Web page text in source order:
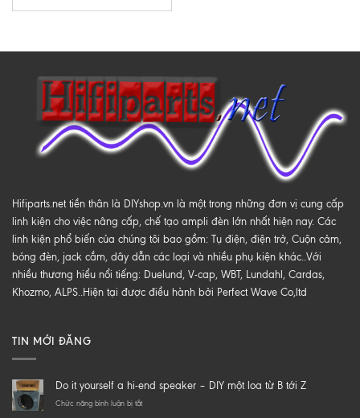
Hifiparts.net tiền thân là DIYshop.vn là một trong những đơn vị cung cấp
linh kiện cho việc nâng cấp, chế tạo ampli đèn lớn nhất hiện nay. Các
linh kiện phổ biến của chúng tôi bao gồm: Tụ điện, điện trở, Cuộn cảm,
bóng đèn, jack cắm, dây dẫn các loại và nhiều phụ kiện khác..Với
nhiều thương hiểu nổi tiếng: Duelund, V-cap, WBT, Lundahl, Cardas,
Khozmo, ALPS..Hiện tại được điều hành bởi Perfect Wave Co,ltd
TIN MỚI ĐĂNG
Do it yourself a hi-end speaker – DIY một loa từ B tới Z
Chức năng bình luận bị tắtở